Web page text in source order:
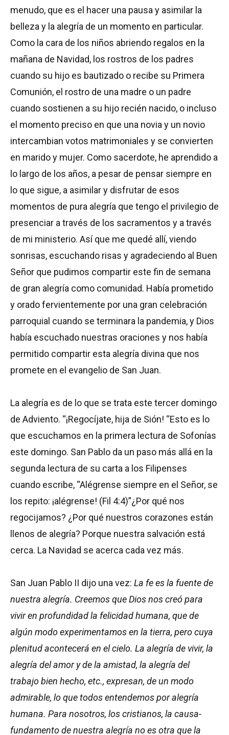
menudo, que es el hacer una pausa y asimilar la
belleza y la alegría de un momento en particular.
Como la cara de los niños abriendo regalos en la
mañana de Navidad, los rostros de los padres
cuando su hijo es bautizado o recibe su Primera
Comunión, el rostro de una madre o un padre
cuando sostienen a su hijo recién nacido, o incluso
el momento preciso en que una novia y un novio
intercambian votos matrimoniales y se convierten
en marido y mujer. Como sacerdote, he aprendido a
lo largo de los años, a pesar de pensar siempre en
lo que sigue, a asimilar y disfrutar de esos
momentos de pura alegría que tengo el privilegio de
presenciar a través de los sacramentos y a través
de mi ministerio. Así que me quedé allí, viendo
sonrisas, escuchando risas y agradeciendo al Buen
Señor que pudimos compartir este fin de semana
de gran alegría como comunidad. Había prometido
y orado fervientemente por una gran celebración
parroquial cuando se terminara la pandemia, y Dios
había escuchado nuestras oraciones y nos había
permitido compartir esta alegría divina que nos
promete en el evangelio de San Juan.
La alegría es de lo que se trata este tercer domingo
de Adviento. “¡Regocíjate, hija de Sión! “Esto es lo
que escuchamos en la primera lectura de Sofonías
este domingo. San Pablo da un paso más allá en la
segunda lectura de su carta a los Filipenses
cuando escribe, “Alégrense siempre en el Señor, se
los repito: ¡alégrense! (Fil 4:4)”¿Por qué nos
regocijamos? ¿Por qué nuestros corazones están
llenos de alegría? Porque nuestra salvación está
cerca. La Navidad se acerca cada vez más.
San Juan Pablo II dijo una vez: La fe es la fuente de
nuestra alegría. Creemos que Dios nos creó para
vivir en profundidad la felicidad humana, que de
algún modo experimentamos en la tierra, pero cuya
plenitud acontecerá en el cielo. La alegría de vivir, la
alegría del amor y de la amistad, la alegría del
trabajo bien hecho, etc., expresan, de un modo
admirable, lo que todos entendemos por alegría
humana. Para nosotros, los cristianos, la causa-
fundamento de nuestra alegría no es otra que la